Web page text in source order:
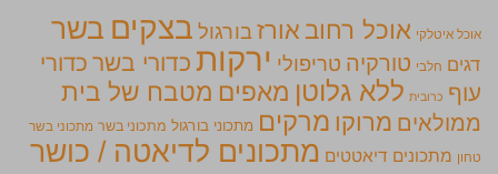
אוכל איטלקי אוכל רחוב אורזבורגול בצקים בשר
דגים חלבי טורקיה טריפולי ירקות כדורי בשר כדורי
עוף כרובית ללא גלוטן מאפים מטבח של בית
ממולאים מרוקו מרקים מתכוני בורגול מתכוני בשר מתכוני בשר
טחון מתכונים דיאטטים מתכונים לדיאטה / כושר